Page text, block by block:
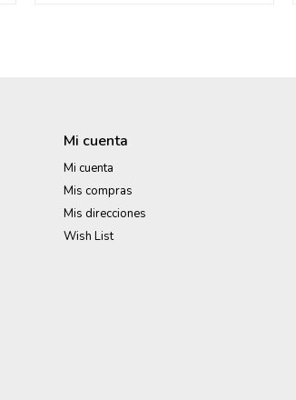
Mi cuenta
Mi cuenta
Mis compras
Mis direcciones
Wish List